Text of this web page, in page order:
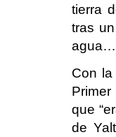
tierra
tras
agua…
Con
que
de